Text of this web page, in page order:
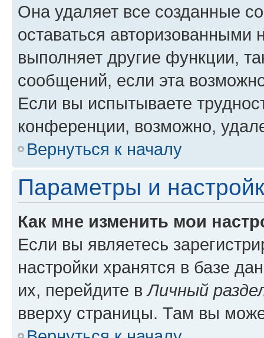
Она удаляет все созданные
оставаться авторизованными
выполняет другие функции,
сообщений, если эта
Если вы испытываете
конференции, возможно,
Вернуться к началу
Параметры и
Как мне изменить мои
Если вы являетесь
настройки хранятся в базе
их, перейдите вЛичный
вверху страницы. Там вы